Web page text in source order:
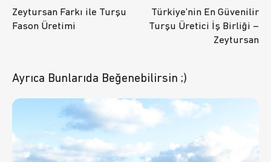
Zeytursan Farkı ile Turşu
Fason Üretimi
Türkiye’nin En Güvenilir
Turşu Üretici İş Birliği –
Zeytursan
Ayrıca Bunlarıda Beğenebilirsin ;)